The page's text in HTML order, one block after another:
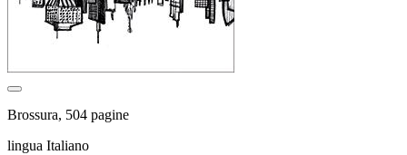
Brossura, 504 pagine
lingua Italiano